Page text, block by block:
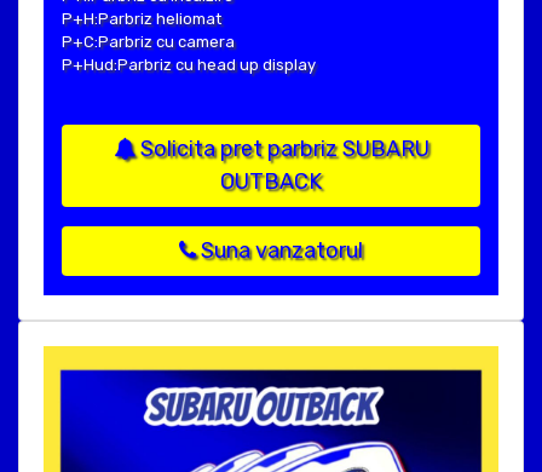
P+H:Parbriz heliomat
P+C:Parbriz cu camera
P+Hud:Parbriz cu head up display
Solicita pret parbriz SUBARU
OUTBACK
Suna vanzatorul